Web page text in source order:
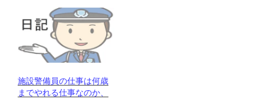
施設警備員の仕事は何歳
までやれる仕事なのか、